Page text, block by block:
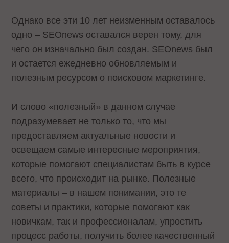
Однако все эти 10 лет неизменным оставалось
одно – SEOnews оставался верен тому, для
чего он изначально был создан. SEOnews был
и остается ежедневно обновляемым и
полезным ресурсом о поисковом маркетинге.
И слово «полезный» в данном случае
подразумевает не только то, что мы
предоставляем актуальные новости и
освещаем самые интересные мероприятия,
которые помогают специалистам быть в курсе
всего, что происходит на рынке. Полезные
материалы – в нашем понимании, это те
советы и практики, которые помогают как
новичкам, так и профессионалам, упростить
процесс работы, получить более качественный